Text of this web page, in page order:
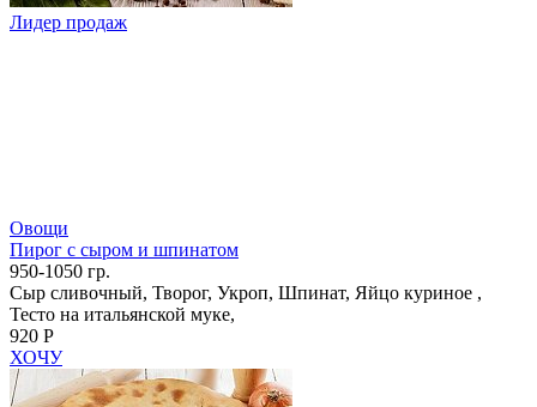
Лидер продаж
Овощи
Пирог с сыром и шпинатом
950-1050 гр.
Сыр сливочный, Творог, Укроп, Шпинат, Яйцо куриное ,
Тесто на итальянской муке,
920 Р
ХОЧУ